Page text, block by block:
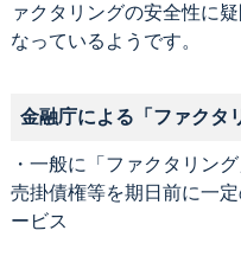
ァクタリングの安全性に
なっているようです。
金融庁による「ファクタ
・一般に「ファクタリン
売掛債権等を期日前に一
ービス